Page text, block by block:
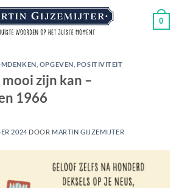
0
OPGEVEN POSITIVITEIT
zijn kan –
1966
2024 DOOR MARTIN GIJZEMIJTER